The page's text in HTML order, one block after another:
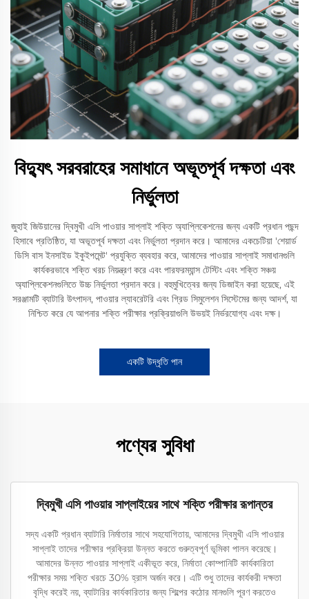
বিদ্যুৎ সরবরাহের সমাধানে অভূতপূর্ব দক্ষতা এবং
নির্ভুলতা
জুহাই জিউয়ানের দ্বিমুখী এসি পাওয়ার সাপ্লাই শক্তি অ্যাপ্লিকেশনের জন্য একটি প্রধান পছন্দ
হিসাবে প্রতিষ্ঠিত, যা অভূতপূর্ব দক্ষতা এবং নির্ভুলতা প্রদান করে। আমাদের একচেটিয়া 'শেয়ার্ড
ডিসি বাস ইনসাইড ইকুইপমেন্ট' প্রযুক্তি ব্যবহার করে, আমাদের পাওয়ার সাপ্লাই সমাধানগুলি
কার্যকরভাবে শক্তি খরচ নিয়ন্ত্রণ করে এবং পারফরম্যান্স টেস্টিং এবং শক্তি সঞ্চয়
অ্যাপ্লিকেশনগুলিতে উচ্চ নির্ভুলতা প্রদান করে। বহুমুখিত্বের জন্য ডিজাইন করা হয়েছে, এই
সরঞ্জামটি ব্যাটারি উৎপাদন, পাওয়ার ল্যাবরেটরি এবং গ্রিড সিমুলেশন সিস্টেমের জন্য আদর্শ, যা
নিশ্চিত করে যে আপনার শক্তি পরীক্ষার প্রক্রিয়াগুলি উভয়ই নির্ভরযোগ্য এবং দক্ষ।
একটি উদ্ধৃতি পান
পণ্যের সুবিধা
দ্বিমুখী এসি পাওয়ার সাপ্লাইয়ের সাথে শক্তি পরীক্ষার রূপান্তর
সদ্য একটি প্রধান ব্যাটারি নির্মাতার সাথে সহযোগিতায়, আমাদের দ্বিমুখী এসি পাওয়ার
সাপ্লাই তাদের পরীক্ষার প্রক্রিয়া উন্নত করতে গুরুত্বপূর্ণ ভূমিকা পালন করেছে।
আমাদের উন্নত পাওয়ার সাপ্লাই একীভূত করে, নির্মাতা কোম্পানিটি কার্যকারিতা
পরীক্ষার সময় শক্তি খরচে 30% হ্রাস অর্জন করে। এটি শুধু তাদের কার্যকরী দক্ষতা
বৃদ্ধি করেই নয়, ব্যাটারির কার্যকারিতার জন্য শিল্পের কঠোর মানগুলি পূরণ করতেও